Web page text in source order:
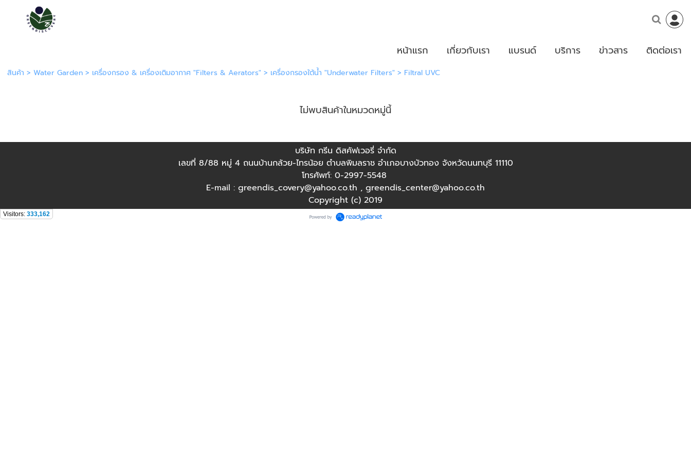
หน้าแรก เกี่ยวกับเรา แบรนด์ บริการ ข่าวสาร ติดต่อเรา
สินค้า > Water Garden> เครื่องกรอง & เครื่องเติมอากาศ "Filters & Aerators" > เครื่องกรองใต้น้ำ "Underwater Filters" > Filtral UVC
ไม่พบสินค้าในหมวดหมู่นี้
บริษัท กรีน ดิสคัฟเวอรี่ จำกัด
เลขที่ 8/88 หมู่ 4 ถนนบ้านกล้วย-ไทรน้อย ตำบลพิมลราช อำเภอบางบัวทอง จังหวัดนนทบุรี 11110
โทรศัพท์: 0-2997-5548
E-mail : greendis_covery@yahoo.co.th , greendis_center@yahoo.co.th
Copyright (c) 2019
Visitors: 333,162